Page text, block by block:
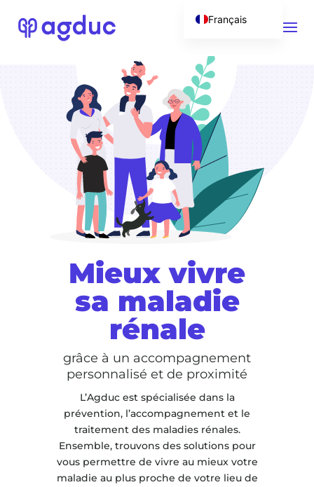
Mieux vivre
sa maladie
rénale
grâce à un accompagnement
personnalisé et de proximité
L’Agduc est spécialisée dans la
prévention, l’accompagnement et le
traitement des maladies rénales.
Ensemble, trouvons des solutions pour
vous permettre de vivre au mieux votre
maladie au plus proche de votre lieu de
Français